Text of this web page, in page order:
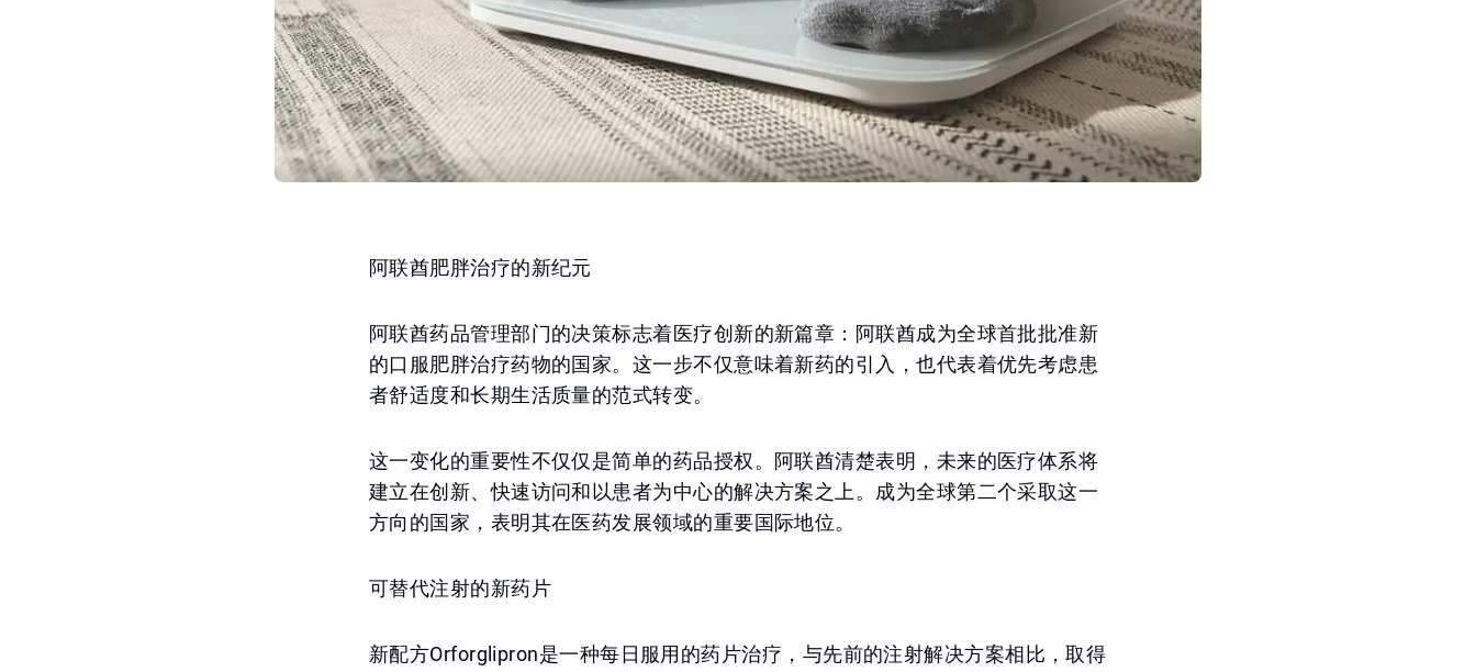
阿联酋肥胖治疗的新纪元
阿联酋药品管理部门的决策标志着医疗创新的新篇章：阿联酋成为全球首批批准新
的口服肥胖治疗药物的国家。这一步不仅意味着新药的引入，也代表着优先考虑患
者舒适度和长期生活质量的范式转变。
这一变化的重要性不仅仅是简单的药品授权。阿联酋清楚表明，未来的医疗体系将
建立在创新、快速访问和以患者为中心的解决方案之上。成为全球第二个采取这一
方向的国家，表明其在医药发展领域的重要国际地位。
可替代注射的新药片
新配方Orforglipron是一种每日服用的药片治疗，与先前的注射解决方案相比，取得